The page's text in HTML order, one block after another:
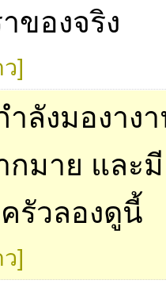
ของจริง
]
ลังมองาง
กมาย และมี
รัวลองดูนี้
]